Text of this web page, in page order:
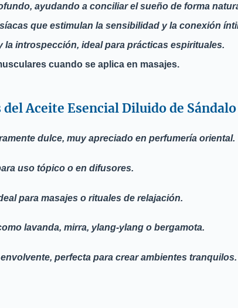
ayudando a conciliar el sueño de forma
que estimulan la sensibilidad y la conexión
la introspección, ideal para prácticas espirituales.
cuando se aplica en masajes.
Aceite Esencial Diluido de Sándalo
dulce, muy apreciado en perfumería oriental.
uso tópico o en difusores.
para masajes o rituales de relajación.
lavanda, mirra, ylang-ylang o bergamota.
perfecta para crear ambientes tranquilos.